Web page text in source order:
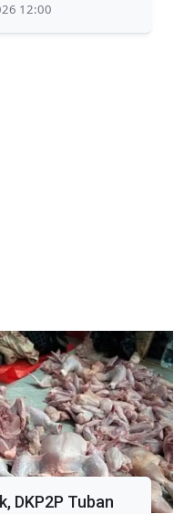
12:00
DKP2P Tuban